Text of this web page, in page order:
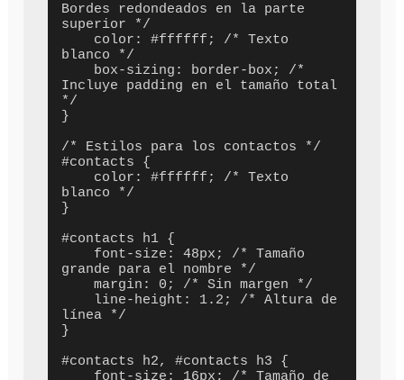
Bordes redondeados en la parte
superior */
blanco */
Incluye padding en el tamaño total
*/
}
/* Estilos para los contactos */
#contacts {
blanco */
}
#contacts h1 {
grande para el nombre */
    margin: 0; /* Sin margen */
línea */
}
#contacts h2, #contacts h3 {